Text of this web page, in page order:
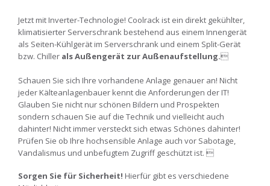
Jetzt mit Inverter-Technologie! Coolrack ist ein direkt gekühlter,
klimatisierter Serverschrank bestehend aus einem Innengerät
als Seiten-Kühlgerät im Serverschrank und einem Split-Gerät
bzw. Chiller als Außengerät zur Außenaufstellung.
Schauen Sie sich Ihre vorhandene Anlage genauer an! Nicht
jeder Kälteanlagenbauer kennt die Anforderungen der IT!
Glauben Sie nicht nur schönen Bildern und Prospekten
sondern schauen Sie auf die Technik und vielleicht auch
dahinter! Nicht immer versteckt sich etwas Schönes dahinter!
Prüfen Sie ob Ihre hochsensible Anlage auch vor Sabotage,
Vandalismus und unbefugtem Zugriff geschützt ist. 
Sorgen Sie für Sicherheit! Hierfür gibt es verschiedene